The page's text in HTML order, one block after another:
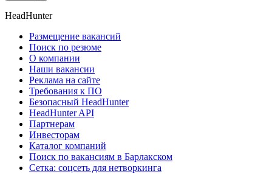
HeadHunter
Размещение вакансий
Поиск по резюме
О компании
Наши вакансии
Реклама на сайте
Требования к ПО
Безопасный HeadHunter
HeadHunter API
Партнерам
Инвесторам
Каталог компаний
Поиск по вакансиям в Барлакском
Сетка: соцсеть для нетворкинга